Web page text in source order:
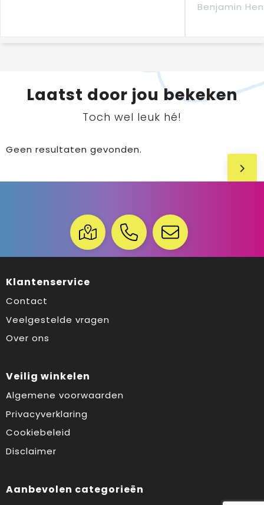
Benjamin
Laatst door jou bekeken
Toch wel leuk hé!
Geen resultaten gevonden.
Klantenservice
Contact
Veelgestelde vragen
Over ons
Veilig winkelen
Algemene voorwaarden
Privacyverklaring
Cookiebeleid
Disclaimer
Aanbevolen categorieën